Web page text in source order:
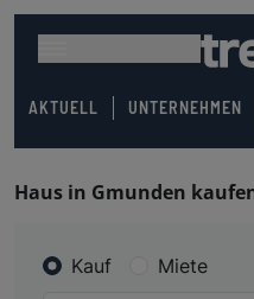
AKTUELL UNTERNEHMEN
Haus in Gmunden
Kauf Miete